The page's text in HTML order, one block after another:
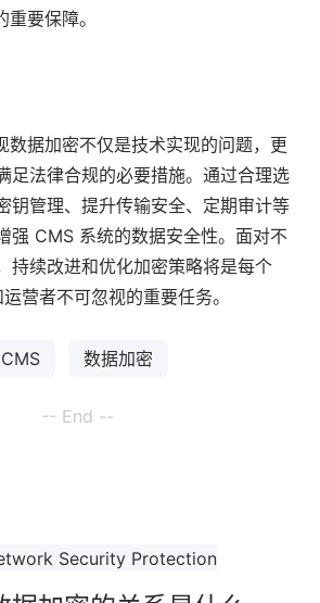
要保障。
数据加密不仅是技术实现的问题，更
足法律合规的必要措施。通过合理选
钥管理、提升传输安全、定期审计等
强 CMS 系统的数据安全性。面对不
持续改进和优化加密策略将是每个
营者不可忽视的重要任务。
CMS 数据加密
-- End --